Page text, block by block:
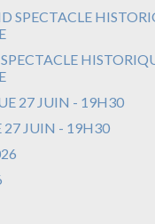
27 JUIN - 19H30